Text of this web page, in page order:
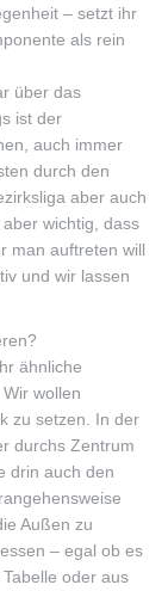
– setzt ihr
als rein
über das
ist der
auch immer
durch den
aber auch
wichtig, dass
man auftreten will
und wir lassen
ähnliche
wollen
zu setzen. In der
durchs Zentrum
drin auch den
Außen zu
– egal ob es
oder aus